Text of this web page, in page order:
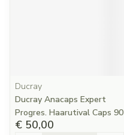
Ducray
Ducray Anacaps Expert
Progres. Haarutival Caps 90
€ 50,00